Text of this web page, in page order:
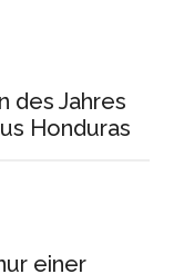
des Jahres
Honduras
einer